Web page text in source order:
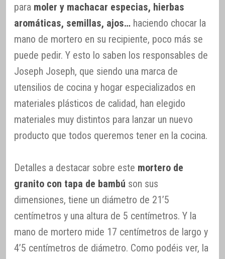
para moler y machacar especias, hierbas
aromáticas, semillas, ajos… haciendo chocar la
mano de mortero en su recipiente, poco más se
puede pedir. Y esto lo saben los responsables de
Joseph Joseph, que siendo una marca de
utensilios de cocina y hogar especializados en
materiales plásticos de calidad, han elegido
materiales muy distintos para lanzar un nuevo
producto que todos queremos tener en la cocina.
Detalles a destacar sobre este mortero de
granito con tapa de bambú son sus
dimensiones, tiene un diámetro de 21’5
centímetros y una altura de 5 centímetros. Y la
mano de mortero mide 17 centímetros de largo y
4’5 centímetros de diámetro. Como podéis ver, la